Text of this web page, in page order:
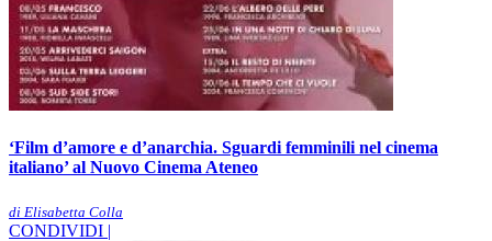
‘Film d’amore e d’anarchia. Sguardi femminili nel cinema
italiano’ al Nuovo Cinema Ateneo
di Elisabetta Colla
CONDIVIDI |